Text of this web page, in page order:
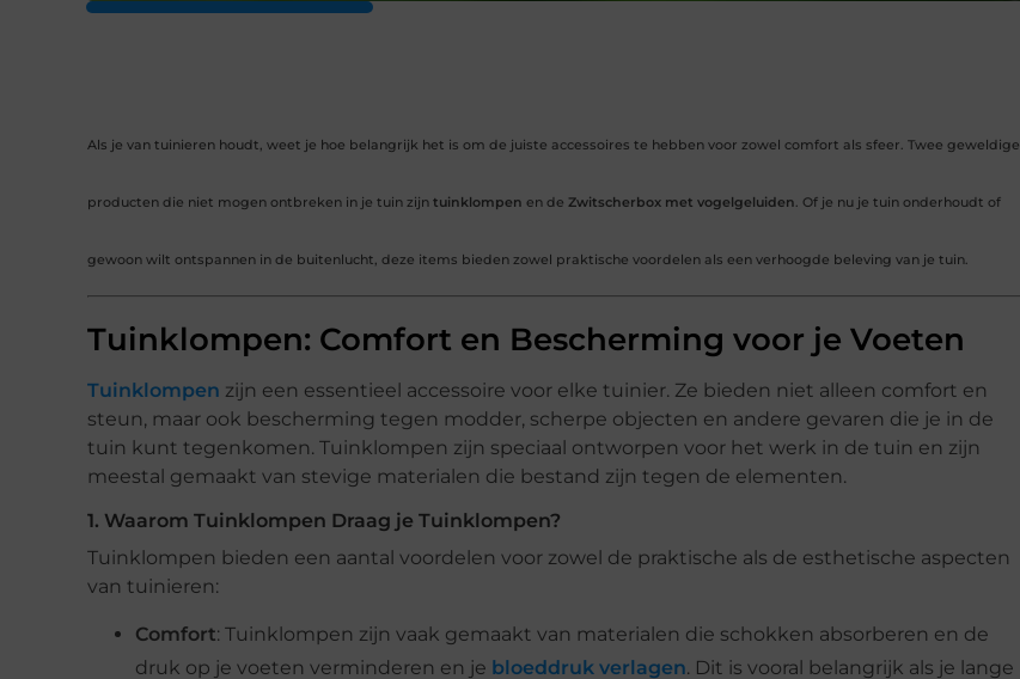
Als je van tuinieren houdt, weet je hoe belangrijk het is om de juiste accessoires te hebben voor zowel comfort als sfeer. Twee geweldige
producten die niet mogen ontbreken in je tuin zijn tuinklompen en de Zwitscherbox met vogelgeluiden. Of je nu je tuin onderhoudt of
gewoon wilt ontspannen in de buitenlucht, deze items bieden zowel praktische voordelen als een verhoogde beleving van je tuin.
Tuinklompen: Comfort en Bescherming voor je Voeten
Tuinklompen zijn een essentieel accessoire voor elke tuinier. Ze bieden niet alleen comfort en
steun, maar ook bescherming tegen modder, scherpe objecten en andere gevaren die je in de
tuin kunt tegenkomen. Tuinklompen zijn speciaal ontworpen voor het werk in de tuin en zijn
meestal gemaakt van stevige materialen die bestand zijn tegen de elementen.
1. Waarom Tuinklompen Draag je Tuinklompen?
Tuinklompen bieden een aantal voordelen voor zowel de praktische als de esthetische aspecten
van tuinieren:
Comfort: Tuinklompen zijn vaak gemaakt van materialen die schokken absorberen en de
druk op je voeten verminderen en je bloeddruk verlagen. Dit is vooral belangrijk als je lange